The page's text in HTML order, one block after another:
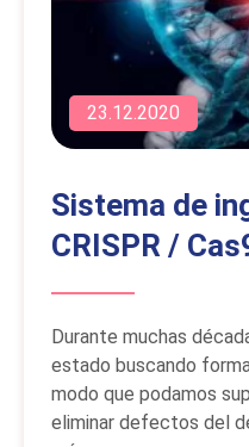
23.12.2020
Sistema de
CRISPR /
Durante muchas
estado buscando
modo que podamos
eliminar defectos del